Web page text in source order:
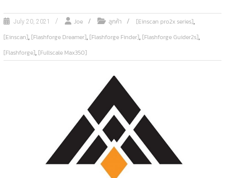
July 20, 2021 Joe ลูกค้า [Einscan pro2x series],
[Einscan],[Flashforge Dreamer],[Flashforge Finder],[Flashforge Guider2s],
[Flashforge],[Fullscale Max350]